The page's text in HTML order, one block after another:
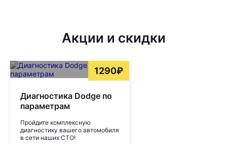
Акции и скидки
1290₽
Диагностика Dodge по
параметрам
Пройдите комплексную
диагностику вашего автомобиля
в сети наших СТО!